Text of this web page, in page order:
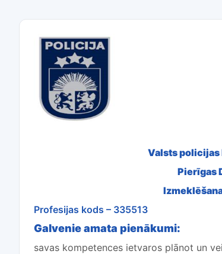
Valsts policijas
Pierīgas
Profesijas kods – 335513
Galvenie amata pienākumi:
savas kompetences ietvaros plānot un